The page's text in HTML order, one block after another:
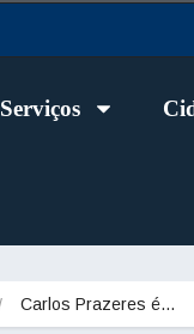
Serviços
Carlos Prazeres é…